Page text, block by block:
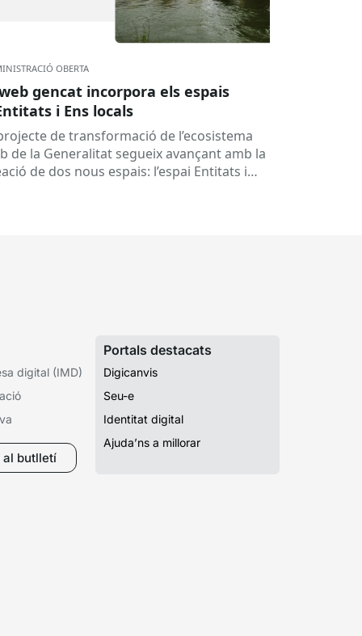
OBERTA
gencat incorpora els espais
i Ens locals
de transformació de l’ecosistema
de la Generalitat segueix avançant amb la
de dos nous espais: l’espai Entitats i
digital (IMD)
butlletí
Portals destacats
Digicanvis
Seu-e
Identitat digital
Ajuda’ns a millorar